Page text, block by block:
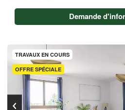
Demande
OFFRE SPÉCIALE
TRAVAUX EN COURS